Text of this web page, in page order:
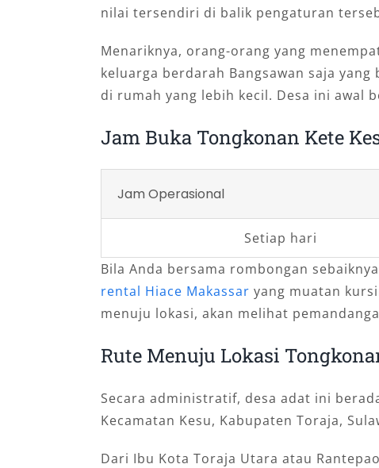
nilai tersendiri di balik pengaturan
Menariknya, orang-orang yang
keluarga berdarah Bangsawan saja
di rumah yang lebih kecil. Desa ini awal
Jam Buka Tongkonan Kete
Jam Operasional
Setiap hari
Bila Anda bersama rombongan
rental Hiace Makassar yang muatan
menuju lokasi, akan melihat
Rute Menuju Lokasi
Secara administratif, desa adat ini
Kecamatan Kesu, Kabupaten Toraja,
Dari Ibu Kota Toraja Utara atau